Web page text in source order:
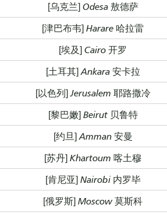
[乌克兰] Odesa 敖德萨
[津巴布韦] Harare 哈拉雷
[埃及] Cairo 开罗
[土耳其] Ankara 安卡拉
[以色列] Jerusalem 耶路撒冷
[黎巴嫩] Beirut 贝鲁特
[约旦] Amman 安曼
[苏丹] Khartoum 喀土穆
[肯尼亚] Nairobi 内罗毕
[俄罗斯] Moscow 莫斯科